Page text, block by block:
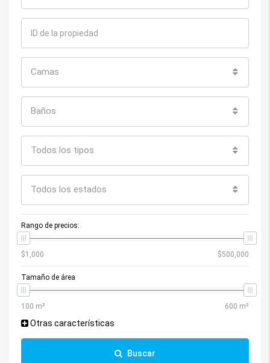
Camas
Baños
Todos los tipos
Todos los estados
Rango de precios:
Tamaño de área
Otras características
Buscar